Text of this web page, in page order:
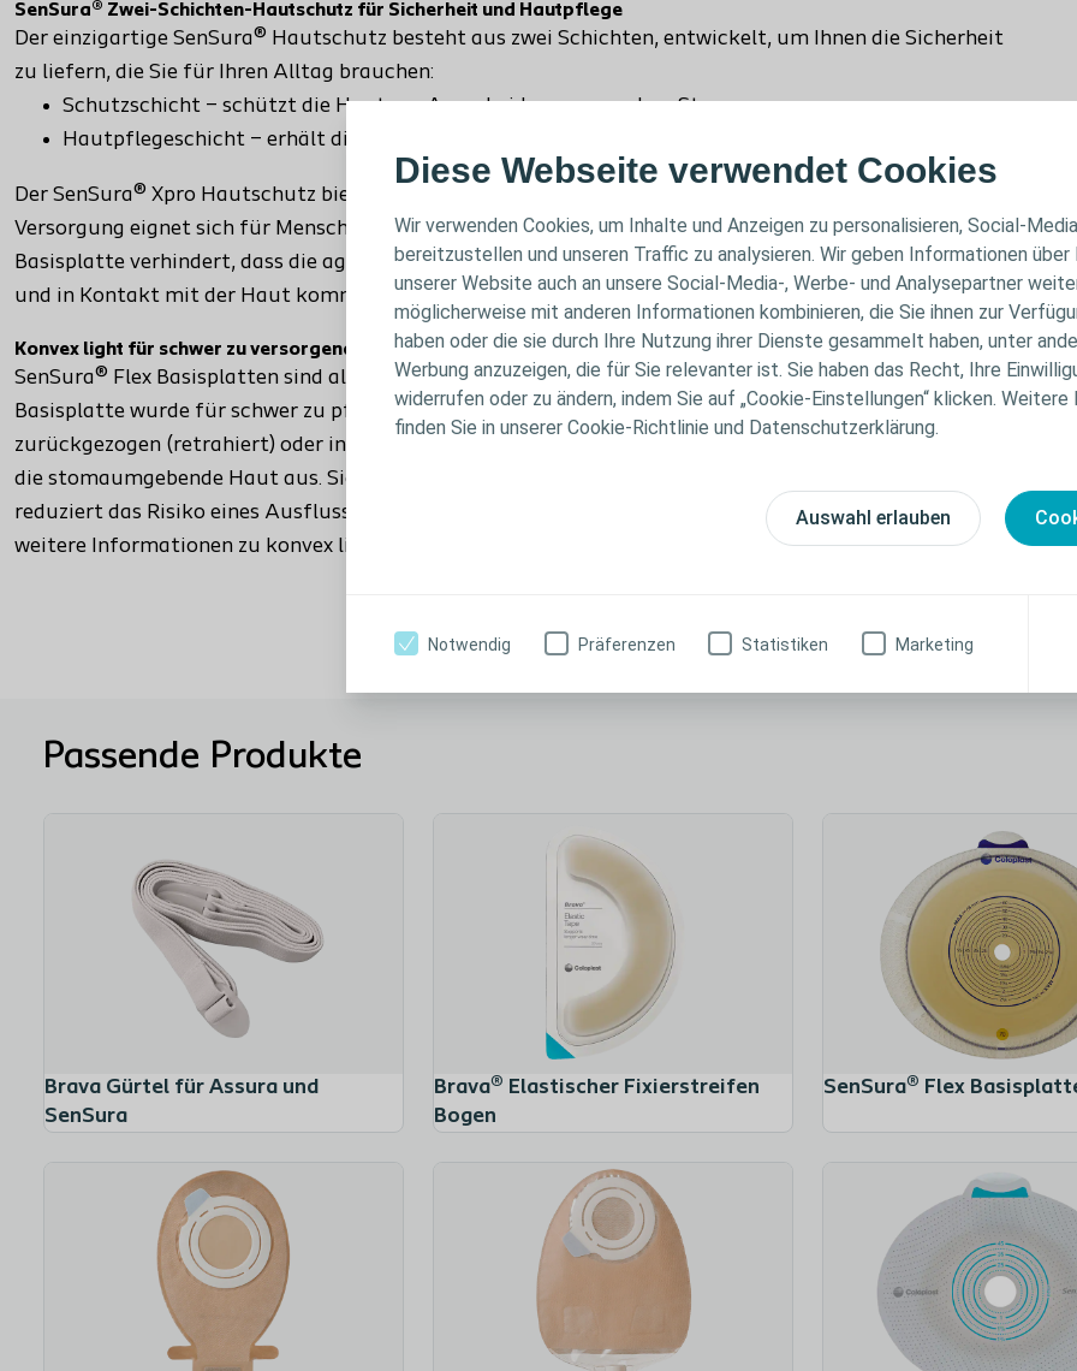
Diese Webseite verwendet Cookies
Wir verwenden Cookies, um Inhalte und Anzeigen zu personalisieren, Social-
bereitzustellen und unseren Traffic zu analysieren. Wir geben Informationen über
unserer Website auch an unsere Social-Media-, Werbe- und Analysepartner
möglicherweise mit anderen Informationen kombinieren, die Sie ihnen zur
haben oder die sie durch Ihre Nutzung ihrer Dienste gesammelt haben, unter
Werbung anzuzeigen, die für Sie relevanter ist. Sie haben das Recht, Ihre
widerrufen oder zu ändern, indem Sie auf „Cookie-Einstellungen“ klicken.
finden Sie in unserer Cookie-Richtlinie und Datenschutzerklärung.
Auswahl erlauben
Notwendig Präferenzen Statistiken Marketing
SenSura® Zwei-Schichten-Hautschutz für Sicherheit und Hautpflege
Der einzigartige SenSura® Hautschutz besteht aus zwei Schichten, entwickelt, um Ihnen die Sicherheit
zu liefern, die Sie für Ihren Alltag brauchen:
Schutzschicht – schützt die Haut vor Ausscheidungen aus dem Stoma
Hautpflegeschicht – erhält die Gesundheit der Haut und absorbiert austretende Flüssigkeit
Der SenSura® Xpro Hautschutz bietet zusätzlichen Schutz vor aggressiven Ausscheidungen. Diese
Versorgung eignet sich für Menschen mit einem Ileo- oder Urostoma. Die besonders erosionsbeständige
Basisplatte verhindert, dass die aggressiven und flüssigen Ausscheidungen die Basisplatte auflösen
und in Kontakt mit der Haut kommen.
Konvex light für schwer zu versorgende Stomata.
SenSura® Flex Basisplatten sind als konvex light Version erhältlich. Die ovale Form der konvex light
Basisplatte wurde für schwer zu pflegende Stomata entwickelt, die beispielsweise bündig mit der Haut,
zurückgezogen (retrahiert) oder in einer Hautfalte angelegt sind. Sie übt leichten, direkten Druck auf
die stomaumgebende Haut aus. Sie ermöglicht dadurch das Austreten des Stomas aus der Haut und
reduziert das Risiko eines Ausflusses von Ausscheidungen. Bitten Sie Ihre/-n Stomatherapeuten/-in um
weitere Informationen zu konvex light.
Passende Produkte
Brava Gürtel für Assura und
SenSura
Brava Gürtel für Assura und SenSura
Brava® Elastischer Fixierstreifen
Bogen
SenSura® Flex
SenSura® Flex Ausstreifbeutel mit